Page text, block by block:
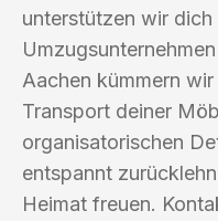
unterstützen wir
Aachen kümmern
Transport deiner
organisatorischen
entspannt
Heimat freuen.